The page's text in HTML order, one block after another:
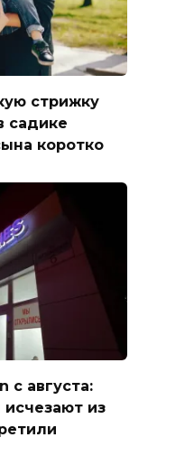
стрижку
садике
коротко
с августа:
из